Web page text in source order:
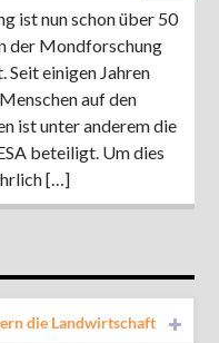
103,9 MHz
ist nun schon über 50
der Mondforschung
Seit einigen Jahren
auf den
ist unter anderem die
beteiligt. Um dies
[…]
die Landwirtschaft